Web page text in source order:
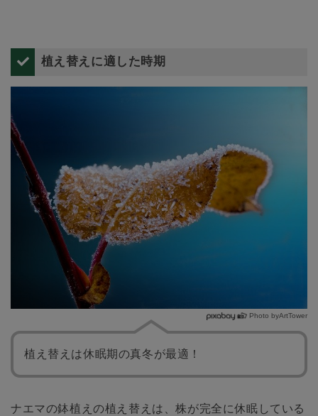
植え替えに適した時期
Photo byArtTower
植え替えは休眠期の真冬が最適！
ナエマの鉢植えの植え替えは、株が完全に休眠している